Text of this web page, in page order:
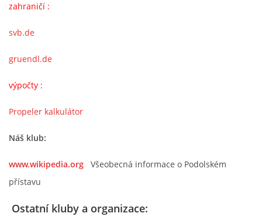
zahraničí :
svb.de
gruendl.de
výpočty :
Propeler kalkulátor
Náš klub:
www.wikipedia.org Všeobecná informace o Podolském
přístavu
Ostatní kluby a organizace: